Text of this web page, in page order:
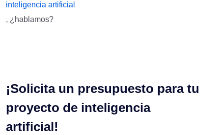
inteligencia artificial
, ¿hablamos?
¡Solicita un presupuesto para tu
proyecto de inteligencia
artificial!